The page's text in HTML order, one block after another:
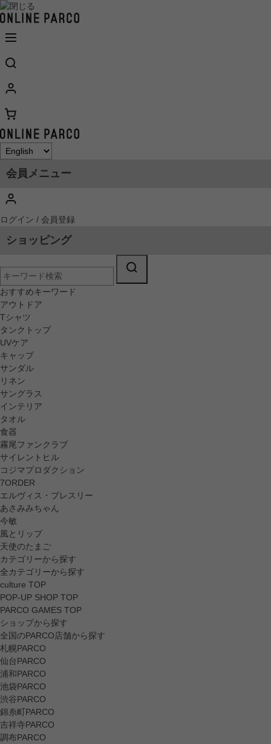
会員メニュー
ログイン / 会員登録
ショッピング
おすすめキーワード
アウトドア
Tシャツ
タンクトップ
UVケア
キャップ
サンダル
リネン
サングラス
インテリア
タオル
食器
霧尾ファンクラブ
サイレントヒル
コジマプロダクション
7ORDER
エルヴィス・プレスリー
あさみみちゃん
今敏
風とリップ
天使のたまご
カテゴリーから探す
全カテゴリーから探す
culture TOP
POP-UP SHOP TOP
PARCO GAMES TOP
ショップから探す
全国のPARCO店舗から探す
札幌PARCO
仙台PARCO
浦和PARCO
池袋PARCO
渋谷PARCO
錦糸町PARCO
吉祥寺PARCO
調布PARCO